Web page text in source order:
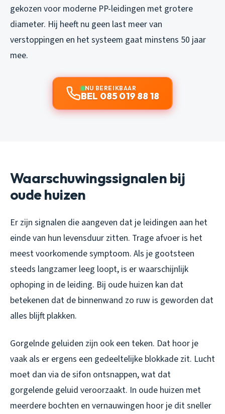
gekozen voor moderne PP-leidingen met grotere
diameter. Hij heeft nu geen last meer van
verstoppingen en het systeem gaat minstens 50 jaar
mee.
NU BEREIKBAAR
BEL 085 019 88 18
Waarschuwingssignalen bij
oude huizen
Er zijn signalen die aangeven dat je leidingen aan het
einde van hun levensduur zitten. Trage afvoer is het
meest voorkomende symptoom. Als je gootsteen
steeds langzamer leeg loopt, is er waarschijnlijk
ophoping in de leiding. Bij oude huizen kan dat
betekenen dat de binnenwand zo ruw is geworden dat
alles blijft plakken.
Gorgelnde geluiden zijn ook een teken. Dat hoor je
vaak als er ergens een gedeeltelijke blokkade zit. Lucht
moet dan via de sifon ontsnappen, wat dat
gorgelende geluid veroorzaakt. In oude huizen met
meerdere bochten en vernauwingen hoor je dit sneller